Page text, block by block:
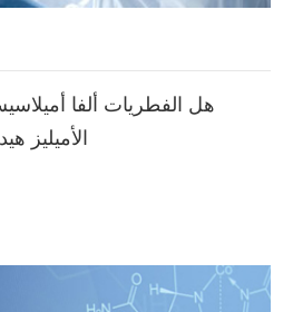
هل الفطريات ألفا
الأميليز